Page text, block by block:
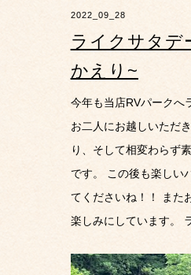
2022_09_28
ライクサタ
かえり~
今年も当店RVパークへ
お二人にお越しいただ
り、そして相変わらず
です。 この後も楽しい
てくださいね！！ また
楽しみにしています。